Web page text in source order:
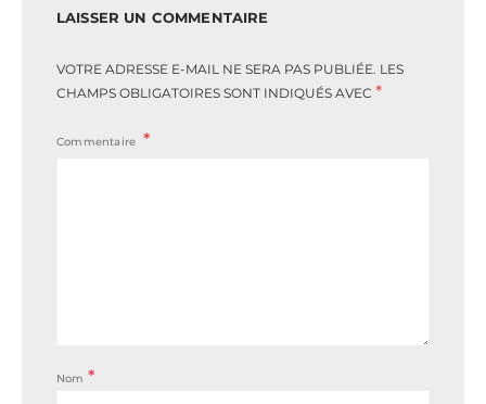
LAISSER UN COMMENTAIRE
VOTRE ADRESSE E-MAIL NE SERA PAS PUBLIÉE. LES
CHAMPS OBLIGATOIRES SONT INDIQUÉS AVEC *
Commentaire
Nom *